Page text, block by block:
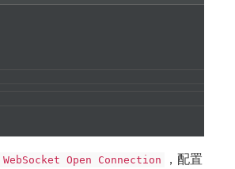
Open Connection
，配置